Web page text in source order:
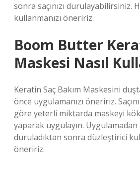
sonra saçınızı durulayabilirsiniz.
kullanmanızı öneririz.
Boom Butter
Maskesi Nasıl
Keratin Saç Bakım Maskesini
önce uygulamanızı öneririz.
göre yeterli miktarda maskeyi
yaparak uygulayın.
duruladıktan sonra düzleştirici
öneririz.